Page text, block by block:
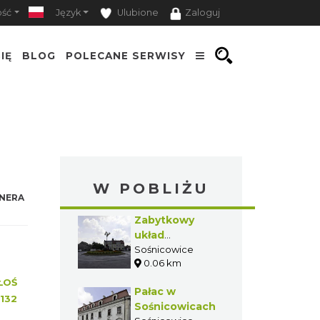
Język Ulubione Zaloguj
BLOG POLECANE SERWISY
132
W POBLIŻU
Zabytkowy
układ
urbanistyczny
Sośnicowic
Sośnicowice
0.06 km
Pałac w
Sośnicowicach